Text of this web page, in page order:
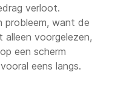
verloot.
probleem, want de
alleen voorgelezen,
een scherm
eens langs.